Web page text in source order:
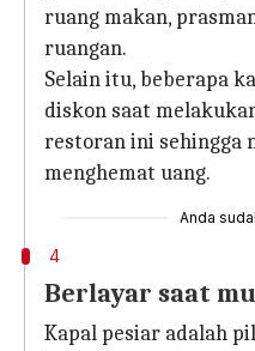
ruang makan,
ruangan.
Selain itu, beberapa
diskon saat
restoran ini sehingga
menghemat uang.
Anda
4
Berlayar saat
Kapal pesiar adalah